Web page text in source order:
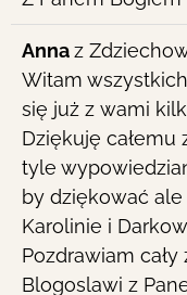
Annaz
Witam
się już z wami
Dziękuję całemu
tyle
by dziękować
Karolinie i
Pozdrawiam cały
Blogoslawi z